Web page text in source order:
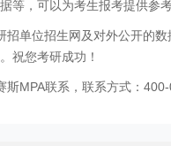
等，可以为考生报考提供参
招单位招生网及对外公开的
祝您考研成功！
斯MPA联系，联系方式：